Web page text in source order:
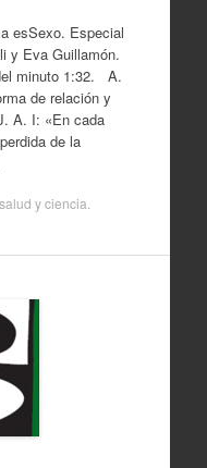
esSexo. Especial
y Eva Guillamón.
minuto 1:32. A.
de relación y
A. I: «En cada
de la
y ciencia